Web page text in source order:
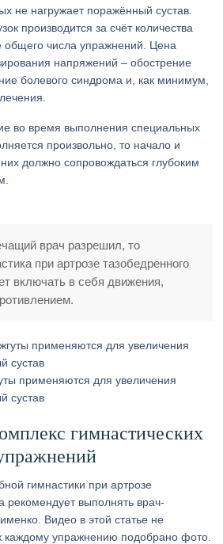
не нагружает поражённый сустав.
производится за счёт количества
общего числа упражнений. Цена
напряжений – обострение
болевого синдрома и, как минимум,
во время выполнения специальных
произвольно, то начало и
должно сопровождаться глубоким
врач разрешил, то
при артрозе тазобедренного
включать в себя движения,
применяются для увеличения
сустав
гимнастических
гимнастики при артрозе
рекомендует выполнять врач-
Видео в этой статье не
каждому упражнению подобрано фото.